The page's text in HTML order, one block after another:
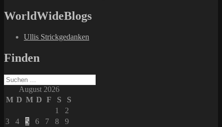
WorldWideBlogs
Ullis Strickgedanken
Finden
Suchen
nach:August 2026
M D M D F S
S
1
2
3
4 5 6 7 8
9